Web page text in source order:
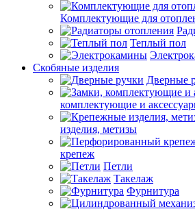
Комплектующие для
Теплый пол
Скобяные изделия
Дверные
комплектующие и
изделия, метизы
крепеж
Петли
Такелаж
Фурнитура